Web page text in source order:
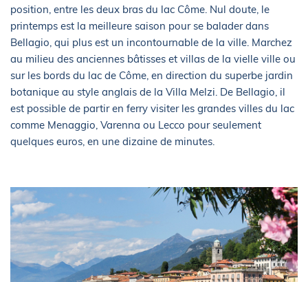
position, entre les deux bras du lac Côme. Nul doute, le
printemps est la meilleure saison pour se balader dans
Bellagio, qui plus est un incontournable de la ville. Marchez
au milieu des anciennes bâtisses et villas de la vielle ville ou
sur les bords du lac de Côme, en direction du superbe jardin
botanique au style anglais de la Villa Melzi. De Bellagio, il
est possible de partir en ferry visiter les grandes villes du lac
comme Menaggio, Varenna ou Lecco pour seulement
quelques euros, en une dizaine de minutes.